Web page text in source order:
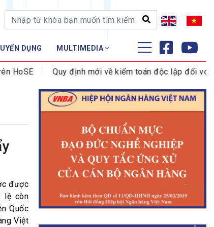
DỤNG MULTIMEDIA
ĐÀO TẠO - NGHIÊN CỨU
Tập huấn
Quy định mới về kiểm toán độc lập đối với tổ
được
lệ còn
Quốc
Việt